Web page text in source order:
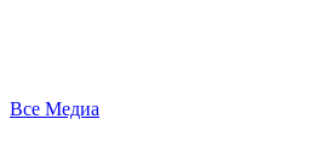
Все Медиа